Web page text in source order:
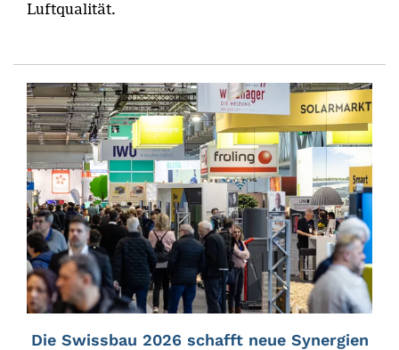
Luftqualität.
Die Swissbau 2026 schafft neue Synergien